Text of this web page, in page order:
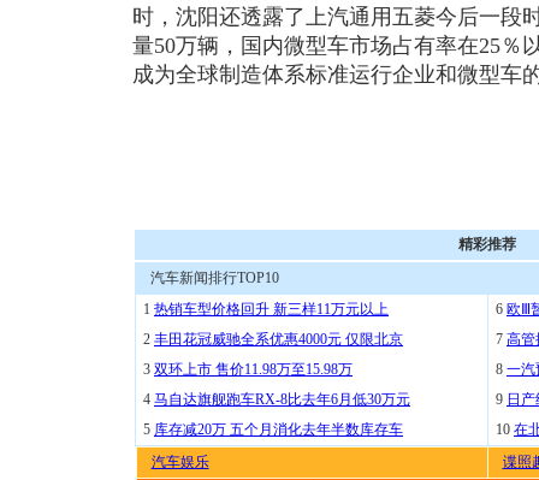
时，沈阳还透露了上汽通用五菱今后一段
量50万辆，国内微型车市场占有率在25％
成为全球制造体系标准运行企业和微型车
精彩推荐
汽车新闻排行TOP10
1 热销车型价格回升 新三样11万元以上
2 丰田花冠威驰全系优惠4000元 仅限北京
3 双环上市 售价11.98万至15.98万
4 马自达旗舰跑车RX-8比去年6月低30万元
5 库存减20万 五个月消化去年半数库存车
6 欧Ⅲ
7 高管
8 一汽
9 日
10 在
汽车娱乐
谍照